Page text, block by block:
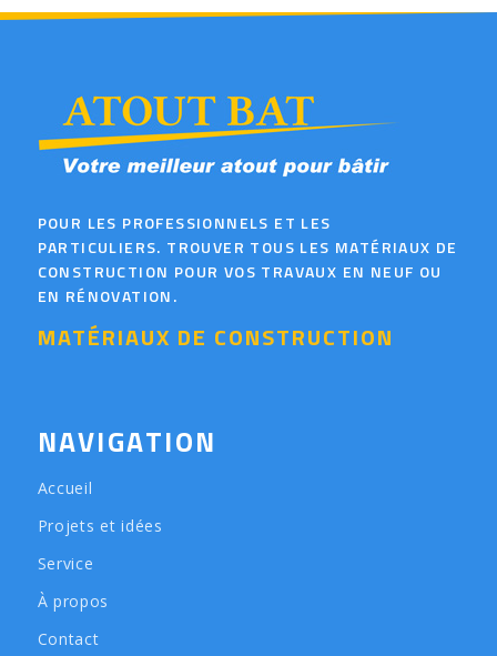
POUR LES PROFESSIONNELS ET LES
PARTICULIERS. TROUVER TOUS LES MATÉRIAUX DE
CONSTRUCTION POUR VOS TRAVAUX EN NEUF OU
EN RÉNOVATION.
MATÉRIAUX DE CONSTRUCTION
NAVIGATION
Accueil
Projets et idées
Service
À propos
Contact